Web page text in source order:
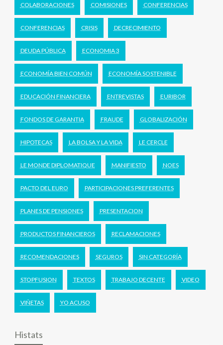
COLABORACIONES COMISIONES CONFERENCIAS
CONFERENCIAS CRISIS DECRECIMIENTO
DEUDA PÚBLICA ECONOMIA 3
ECONOMÍA BIEN COMÚN ECONOMÍA SOSTENIBLE
EDUCACIÓN FINANCIERA ENTREVISTAS EURIBOR
FONDOS DE GARANTIA FRAUDE GLOBALIZACIÓN
HIPOTECAS LA BOLSA Y LA VIDA LE CERCLE
LE MONDE DIPLOMATIQUE MANIFIESTO NOES
PACTO DEL EURO PARTICIPACIONES PREFERENTES
PLANES DE PENSIONES PRESENTACION
PRODUCTOS FINANCIEROS RECLAMACIONES
RECOMENDACIONES SEGUROS SIN CATEGORÍA
STOPFUSION TEXTOS TRABAJO DECENTE VIDEO
VIÑETAS YO ACUSO
Histats